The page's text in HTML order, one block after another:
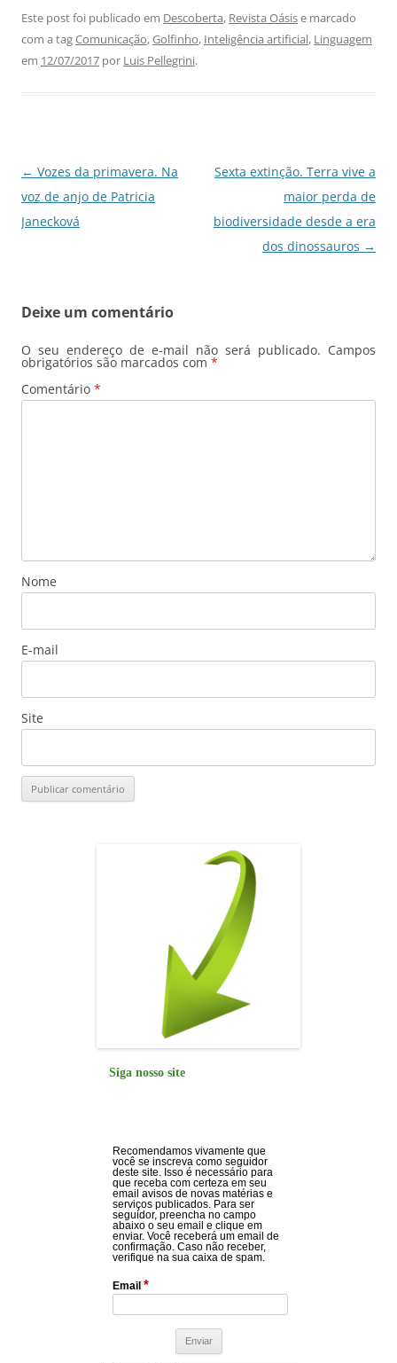
c
e
k
at
s
k
e
e
gr
ai
l
ar
e
Este post foi publicado em Descoberta, Revista Oásise marcado
com a tagComunicação,Golfinho, Inteligência artificial, Linguagem
em 12/07/2017 por Luis Pellegrini.
Navegação
de
posts
← Vozes da primavera. Na
voz de anjo de Patricia
Janecková
Sexta extinção. Terra vive a
maior perda de
biodiversidade desde a era
dos dinossauros →
Deixe um comentário
O seu endereço de e-mail não será publicado. Campos
obrigatórios são marcados com *
Comentário *
Nome
E-mail
Site
Siga nosso site
Recomendamos vivamente que
você se inscreva como seguidor
deste site. Isso é necessário para
que receba com certeza em seu
email avisos de novas matérias e
serviços publicados. Para ser
seguidor, preencha no campo
abaixo o seu email e clique em
enviar. Você receberá um email de
confirmação. Caso não receber,
verifique na sua caixa de spam.
Email *